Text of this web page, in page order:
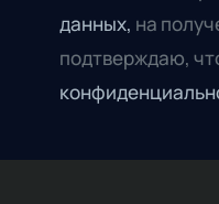
данных, на
подтверждаю,